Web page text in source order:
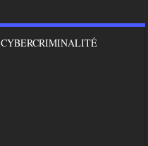
CYBERCRIMINALITÉ